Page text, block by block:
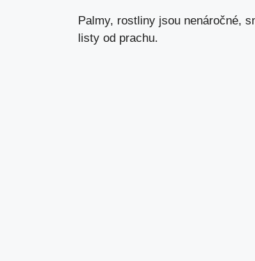
Palmy, rostliny jsou nenáročné,
listy od prachu.